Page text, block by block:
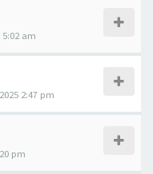
am
2:47 pm
pm